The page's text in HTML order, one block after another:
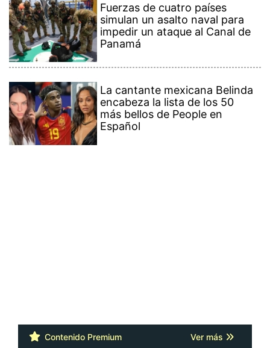
Fuerzas de cuatro países
simulan un asalto naval para
impedir un ataque al Canal de
Panamá
La cantante mexicana Belinda
encabeza la lista de los 50
más bellos de People en
Español
Contenido Premium Ver más